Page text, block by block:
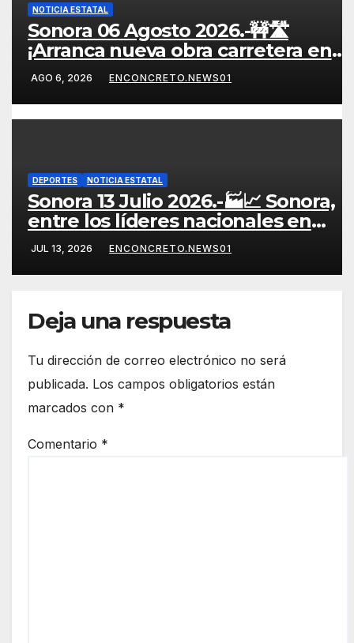
NOTICIA ESTATAL
Sonora 06 Agosto 2026.-🚧🛣️
¡Arranca nueva obra carretera en
Sonora! 🏗️
AGO 6, 2026 ENCONCRETO.NEWS01
DEPORTES NOTICIA ESTATAL
Sonora 13 Julio 2026.-🏭📈 Sonora,
entre los líderes nacionales en
crecimiento manufacturero
durante 2026
JUL 13, 2026 ENCONCRETO.NEWS01
Deja una respuesta
Tu dirección de correo electrónico no será
publicada. Los campos obligatorios están
marcados con *
Comentario *